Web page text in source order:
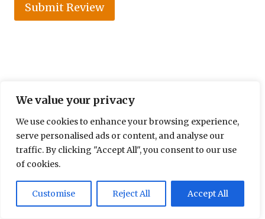
We value your privacy
We use cookies to enhance your browsing experience,
serve personalised ads or content, and analyse our
traffic. By clicking "Accept All", you consent to our use
of cookies.
Customise Reject All Accept All
Submit Review